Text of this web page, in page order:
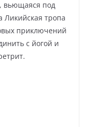
вьющаяся под
Ликийская тропа
приключений
с йогой и